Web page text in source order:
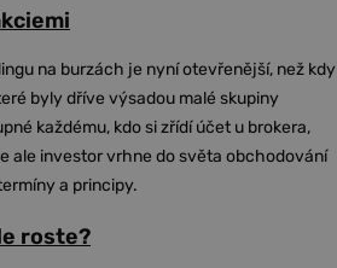
na burzách je nyní otevřenější, než kdy
byly dříve výsadou malé skupiny
každému, kdo si zřídí účet u brokera,
ale investor vrhne do světa obchodování
a principy.
roste?